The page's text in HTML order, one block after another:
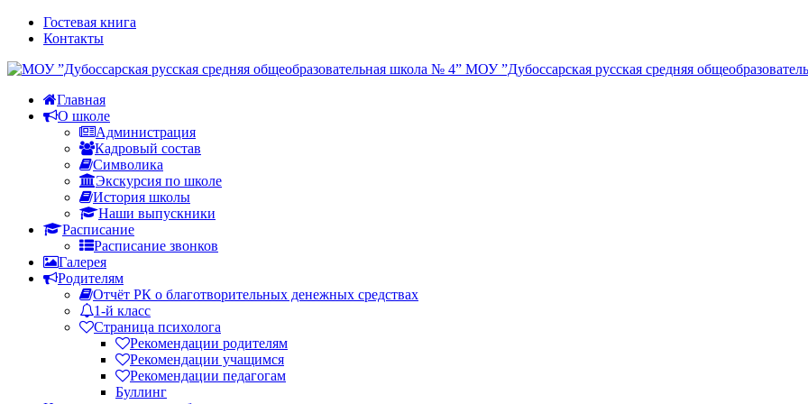
Гостевая книга
Контакты
МОУ ”Дубоссарская русская средняя
Главная
О школе
Администрация
Кадровый состав
Символика
Экскурсия по школе
История школы
Наши выпускники
Расписание
Расписание звонков
Галерея
Родителям
Отчёт РК о благотворительных денежных средствах
1-й класс
Страница психолога
Рекомендации родителям
Рекомендации учащимся
Рекомендации педагогам
Буллинг